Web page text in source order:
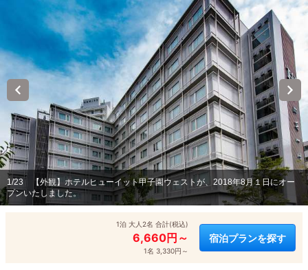
1/23
【外観】ホテルヒューイット甲子園ウェストが、2018年8月１日にオー
プンいたしました。
1泊 大人2名 合計(税込)
6,660円～
1名 3,330円～
宿泊プランを探す